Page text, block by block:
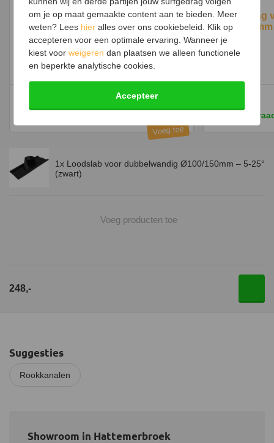
Loodslab in het zwart
De koker waar de pijp doorheen wordt geschoven is zwart gelakt.
Deze lak is bestand tegen weersomstandigheden. Het lood zelf is
niet gelakt of gespoten, in tegenstelling tot de foto's heeft het lood
geen zwarte kleur. Deze is gemakkelijk zelf te spuiten naar je
gewenste kleur.
Hittebestendige lak zwart 6204
Stormkraag
Ø150/200mm
Op
1x Loodslab voor dubbelwandig Ø100/150mm – 5-25°
(zwart)
Voeg producten toe
248,-
Suggesties
Rookkanalen
Showroom in Hattemerbroek
om je op maat gemaakte content aan te bieden. Meer
weten? Lees hier alles over ons cookiebeleid. Klik op
accepteren voor een optimale ervaring. Wanneer je
kiest voorweigeren dan plaatsen we alleen functionele
en beperkte analytische cookies.
Accepteer